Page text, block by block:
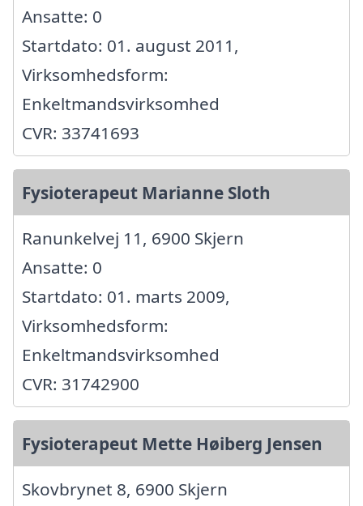
Ansatte: 0
Startdato: 01. august 2011,
Virksomhedsform:
Enkeltmandsvirksomhed
CVR: 33741693
Fysioterapeut Marianne Sloth
Ranunkelvej 11, 6900 Skjern
Ansatte: 0
Startdato: 01. marts 2009,
Virksomhedsform:
Enkeltmandsvirksomhed
CVR: 31742900
Fysioterapeut Mette Høiberg Jensen
Skovbrynet 8, 6900 Skjern